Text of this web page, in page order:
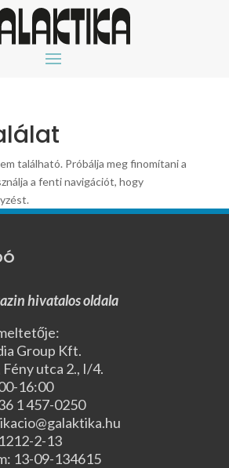
található. Próbálja meg finomítani a
a fenti navigációt, hogy
hivatalos oldala
Group Kft.
utca 2., I/4.
16:00
1 457-0250
2-13
13-09-134615